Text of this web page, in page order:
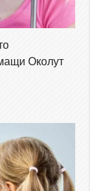
Околут